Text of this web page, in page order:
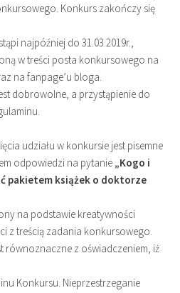
Konkurs zakończy się
najpóźniej do 31.03.2019r.,
w treści posta konkursowego na
na fanpage’u bloga.
dobrowolne, a przystąpienie do
udziału w konkursie jest pisemne
odpowiedzi na pytanie „Kogo i
pakietem książek o doktorze
na podstawie kreatywności
z treścią zadania konkursowego.
równoznaczne z oświadczeniem, iż
Konkursu. Nieprzestrzeganie